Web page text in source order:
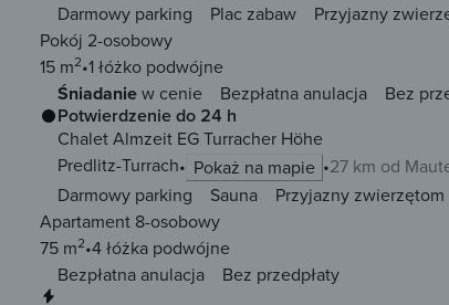
Darmowy parking
Plac zabaw Przyjazny
Pokój 2-osobowy
15 m2 1 łóżko podwójne
Śniadaniew cenie Bezpłatna anulacja Bez
Potwierdzenie do 24 h
Chalet Almzeit EG Turracher Höhe
Predlitz-Turrach
Pokaż na mapie
27 km od
Darmowy parking
Sauna Przyjazny zwierzętom
Apartament 8-osobowy
75 m2 4 łóżka podwójne
Bezpłatna anulacja
Bez przedpłaty